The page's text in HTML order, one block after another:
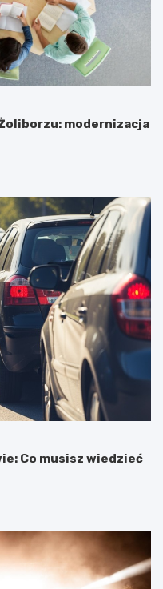
modernizacja
Co musisz wiedzieć